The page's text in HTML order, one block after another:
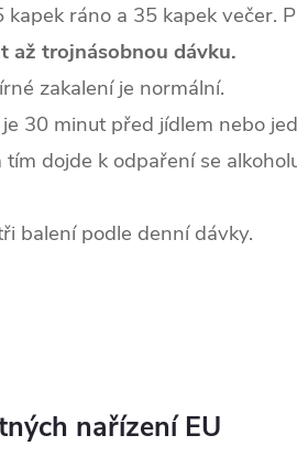
ráno a 35 kapek večer.
až trojnásobnou dávku.
zakalení je normální.
30 minut před jídlem nebo
dojde k odpaření se
balení podle denní dávky.
nařízení EU